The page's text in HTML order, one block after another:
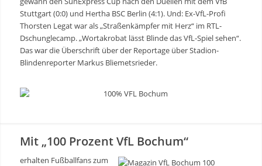
Stuttgart (0:0) und Hertha BSC Berlin (4:1). Und: Ex-VfL-Profi
Thorsten Legat war als „Straßenkämpfer mit Herz“ im RTL-
Dschunglecamp. „Wortakrobat lässt Blinde das VfL-Spiel sehen“.
Das war die Überschrift über der Reportage über Stadion-
Blindenreporter Markus Bliemetsrieder.
Mit „100 Prozent VfL Bochum“
erhalten Fußballfans zum